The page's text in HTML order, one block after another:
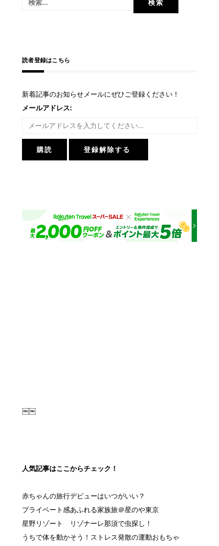
ー
ン
読者登録はこちら
新着記事のお知らせメールにぜひご登録ください！
メールアドレス:
￼￼
人気記事はここからチェック！
赤ちゃんの旅行デビューはいつがいい？
プライベート感あふれる家族旅＠星のや東京
星野リゾート リゾナーレ那須で虫探し！
うちで体を動かそう！ストレス発散の運動おもちゃ